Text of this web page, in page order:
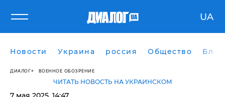
UA
Новости Украина россия Общество
ДИАЛОГ ВОЕННОЕ ОБОЗРЕНИЕ
ЧИТАТЬ НОВОСТЬ НА УКРАИНСКОМ